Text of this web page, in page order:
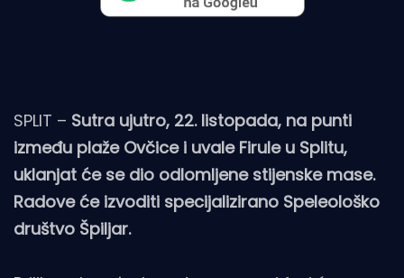
SPLIT – Sutra ujutro, 22. listopada, na punti
između plaže Ovčice i uvale Firule u Splitu,
uklanjat će se dio odlomljene stijenske mase.
Radove će izvoditi specijalizirano Speleološko
društvo Špiljar.